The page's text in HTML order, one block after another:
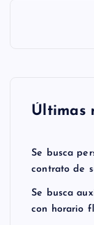
Últimas
Se busca
contrato de
Se busca
con horario